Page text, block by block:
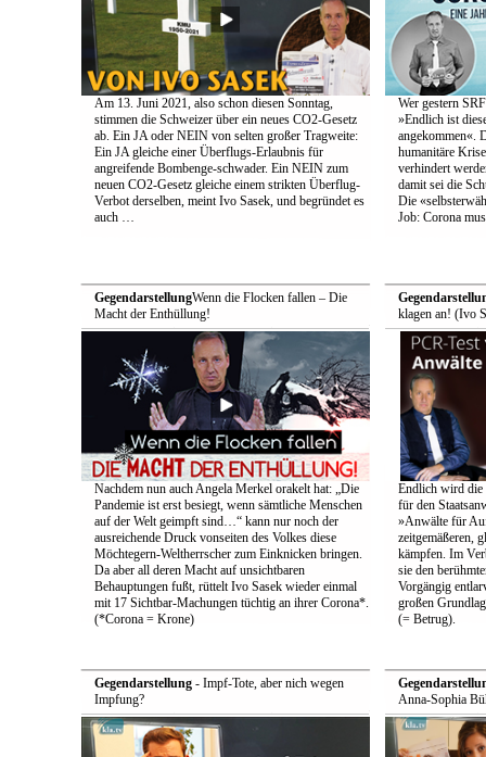
Am 13. Juni 2021, also schon diesen Sonntag,
stimmen die Schweizer über ein neues CO2-Gesetz
ab. Ein JA oder NEIN von selten großer Tragweite:
Ein JA gleiche einer Überflugs-Erlaubnis für
angreifende Bombenge-schwader. Ein NEIN zum
neuen CO2-Gesetz gleiche einem strikten Überflug-
Verbot derselben, meint Ivo Sasek, und begründet es
auch …
Wer gestern
»Endlich ist
angekommen«.
humanitäre
verhindert
damit sei die
Die
Job: Corona
GegendarstellungWenn die Flocken fallen – Die
Macht der Enthüllung!
Nachdem nun auch Angela Merkel orakelt hat: „Die
Pandemie ist erst besiegt, wenn sämtliche Menschen
auf der Welt geimpft sind…“ kann nur noch der
ausreichende Druck vonseiten des Volkes diese
Möchtegern-Weltherrscher zum Einknicken bringen.
Da aber all deren Macht auf unsichtbaren
Behauptungen fußt, rüttelt Ivo Sasek wieder einmal
mit 17 Sichtbar-Machungen tüchtig an ihrer Corona*.
(*Corona = Krone)
klagen an! (Ivo
Endlich wird die
für den
»Anwälte für
zeitgemäßeren,
kämpfen. Im
sie den
Vorgängig
großen
(= Betrug).
Gegendarstellung- Impf-Tote, aber nich wegen
Impfung?
Anna-Sophia